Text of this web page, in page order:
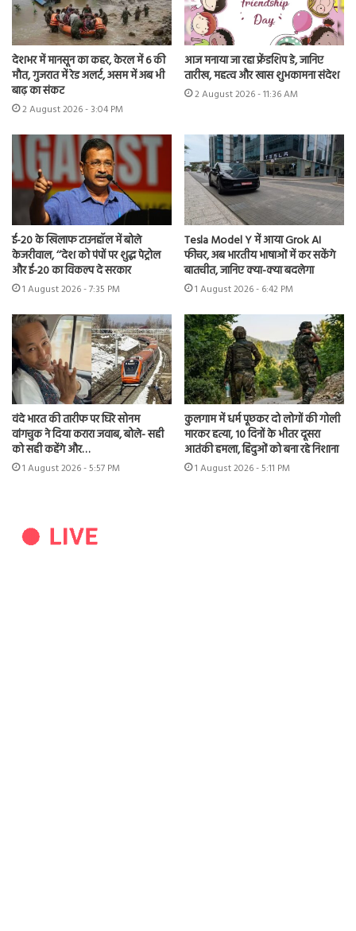
देशभर में मानसून का कहर, केरल में 6 की
मौत, गुजरात में रेड अलर्ट, असम में अब भी
बाढ़ का संकट
2 August 2026 - 3:04 PM
आज मनाया जा रहा फ्रेंडशिप डे, जानिए
तारीख, महत्व और खास शुभकामना संदेश
2 August 2026 - 11:36 AM
ई-20 के खिलाफ टाउनहॉल में बोले
केजरीवाल, ‘‘देश को पंपों पर शुद्ध पेट्रोल
और ई-20 का विकल्प दे सरकार
1 August 2026 - 7:35 PM
Tesla Model Y में आया Grok AI
फीचर, अब भारतीय भाषाओं में कर सकेंगे
बातचीत, जानिए क्या-क्या बदलेगा
1 August 2026 - 6:42 PM
वंदे भारत की तारीफ पर घिरे सोनम
वांगचुक ने दिया करारा जवाब, बोले- सही
को सही कहेंगे और…
1 August 2026 - 5:57 PM
कुलगाम में धर्म पूछकर दो लोगों की गोली
मारकर हत्या, 10 दिनों के भीतर दूसरा
आतंकी हमला, हिंदुओं को बना रहे निशाना
1 August 2026 - 5:11 PM